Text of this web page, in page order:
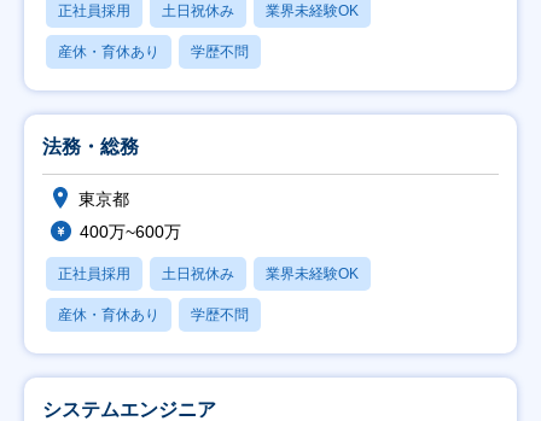
正社員採用 土日祝休み 業界未経験OK
産休・育休あり 学歴不問
法務・総務
東京都
400万~600万
正社員採用 土日祝休み 業界未経験OK
産休・育休あり 学歴不問
システムエンジニア